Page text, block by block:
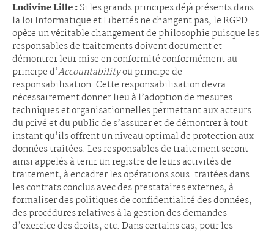
Ludivine Lille :Si les grands principes déjà présents dans
la loi Informatique et Libertés ne changent pas, le RGPD
opère un véritable changement de philosophie puisque les
responsables de traitements doivent document et
démontrer leur mise en conformité conformément au
principe d’Accountabilityou principe de
responsabilisation. Cette responsabilisation devra
nécessairement donner lieu à l’adoption de mesures
techniques et organisationnelles permettant aux acteurs
du privé et du public de s’assurer et de démontrer à tout
instant qu’ils offrent un niveau optimal de protection aux
données traitées. Les responsables de traitement seront
ainsi appelés à tenir un registre de leurs activités de
traitement, à encadrer les opérations sous-traitées dans
les contrats conclus avec des prestataires externes, à
formaliser des politiques de confidentialité des données,
des procédures relatives à la gestion des demandes
d’exercice des droits, etc. Dans certains cas, pour les